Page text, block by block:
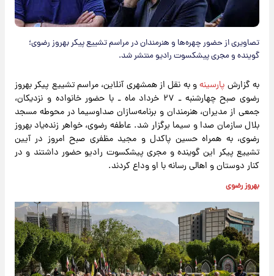
تصاویری از حضور چهره‌ها و هنرمندان در مراسم تشییع پیکر بهروز رضوی؛
گوینده و مجری پیشکسوت رادیو منتشر شد.
به گزارش پارسینهو به نقل از همشهری آنلاین، مراسم تشییع پیکر بهروز
رضوی صبح چهارشنبه ـ ۲۷ خرداد ماه ـ با حضور خانواده و نزدیکان،
جمعی از مدیران، هنرمندان و برنامه‌سازان صداوسیما در محوطه مسجد
بلال سازمان صدا و سیما برگزار شد. عاطفه رضوی، خواهر زنده‌یاد بهروز
رضوی، به همراه حسین پاکدل و مجید مظفری صبح امروز در آیین
تشییع پیکر این گوینده و مجری پیشکسوت رادیو حضور داشتند و در
کنار دوستان و اهالی رسانه با او وداع کردند.
بهروز رضوی